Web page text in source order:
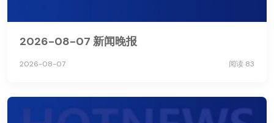
2026-08-07 新闻晚报
2026-08-07 阅读 83